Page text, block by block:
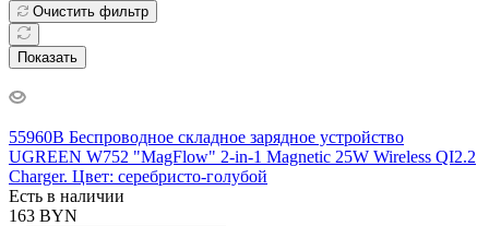
Очистить фильтр
Показать
55960B Беспроводное складное зарядное устройство
UGREEN W752 "MagFlow" 2-in-1 Magnetic 25W Wireless QI2.2
Charger. Цвет: серебристо-голубой
Есть в наличии
163 BYN